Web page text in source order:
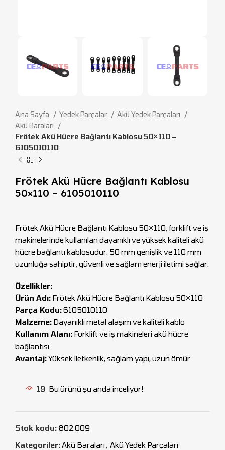
Ana Sayfa Yedek Parçalar
Akü Yedek Parçaları
Akü Baraları
Frötek Akü Hücre Bağlantı Kablosu 50×110 –
6105010110
Frötek Akü Hücre Bağlantı Kablosu
50×110 – 6105010110
Frötek Akü Hücre Bağlantı Kablosu 50×110, forklift ve iş
makinelerinde kullanılan dayanıklı ve yüksek kaliteli akü
hücre bağlantı kablosudur. 50 mm genişlik ve 110 mm
uzunluğa sahiptir, güvenli ve sağlam enerji iletimi sağlar.
Özellikler:
Ürün Adı: Frötek Akü Hücre Bağlantı Kablosu 50×110
Parça Kodu:6105010110
Malzeme: Dayanıklı metal alaşım ve kaliteli kablo
Kullanım Alanı: Forklift ve iş makineleri akü hücre
bağlantısı
Avantaj:Yüksek iletkenlik, sağlam yapı, uzun ömür
19 Bu ürünü şu anda inceliyor!
Stok kodu: 802.009
Kategoriler:Akü Baraları, Akü Yedek Parçaları